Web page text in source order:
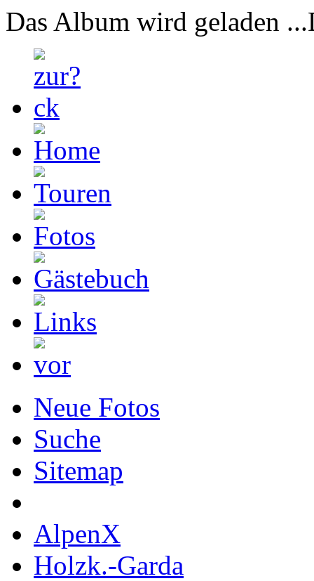
Das Album wird geladen ...
Neue Fotos
Suche
Sitemap
AlpenX
Holzk.-Garda